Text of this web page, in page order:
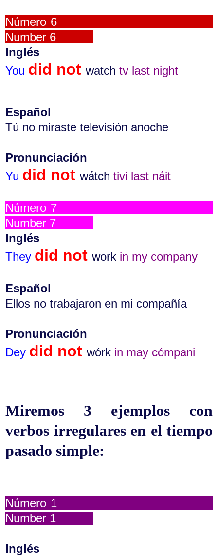
Número 6
Number 6
Inglés
You did not watch tv last night
Español
Tú no miraste televisión anoche
Pronunciación
Yu did not wátch tivi last náit
Número 7
Number 7
Inglés
They did not work in my company
Español
Ellos no trabajaron en mi compañía
Pronunciación
Dey did not wórk in may cómpani
Miremos 3 ejemplos con
verbos irregulares en el tiempo
pasado simple:
Número 1
Number 1
Inglés